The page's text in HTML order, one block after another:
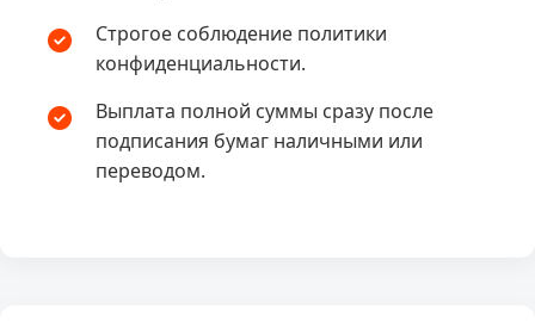
Строгое соблюдение политики
конфиденциальности.
Выплата полной суммы сразу после
подписания бумаг наличными или
переводом.